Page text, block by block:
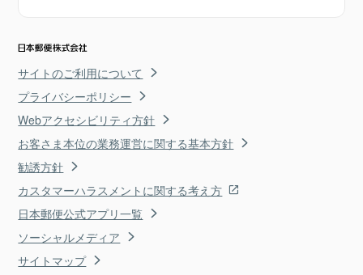
サイトのご利用について
プライバシーポリシー
Webアクセシビリティ方針
お客さま本位の業務運営に関する基本方針
勧誘方針
カスタマーハラスメントに関する考え方
日本郵便公式アプリ一覧
ソーシャルメディア
サイトマップ